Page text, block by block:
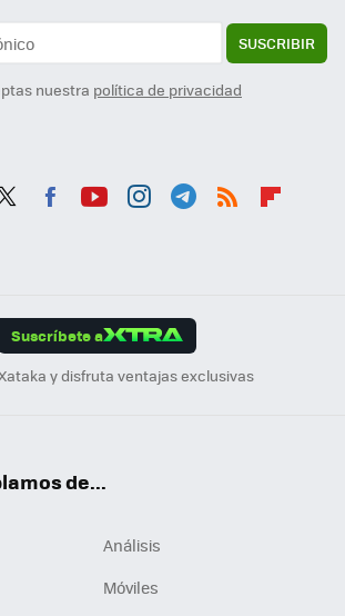
SUSCRIBIR
nuestra política de privacidad
Suscríbete a
y disfruta ventajas exclusivas
de...
Análisis
Móviles